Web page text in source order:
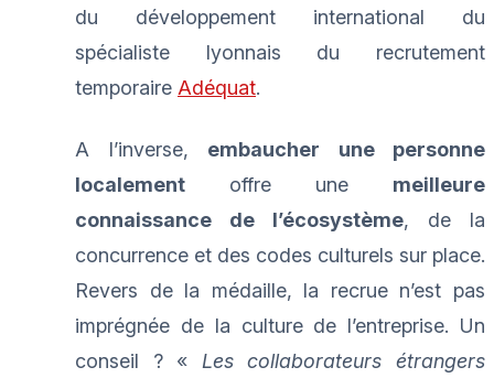
du développement international du
spécialiste lyonnais du recrutement
temporaire Adéquat.
A l’inverse, embaucher une personne
localement offre une meilleure
connaissance de l’écosystème, de la
concurrence et des codes culturels sur place.
Revers de la médaille, la recrue n’est pas
imprégnée de la culture de l’entreprise. Un
conseil ? « Les collaborateurs étrangers